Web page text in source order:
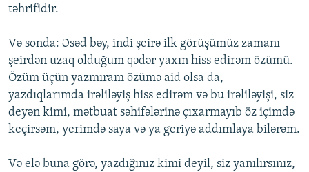
təhrifidir.
Və sonda: Əsəd bəy, indi şeirə ilk görüşümüz zamanı
şeirdən uzaq olduğum qədər yaxın hiss edirəm özümü.
Özüm üçün yazmıram özümə aid olsa da,
yazdıqlarımda irəliləyiş hiss edirəm və bu irəliləyişi, siz
deyən kimi, mətbuat səhifələrinə çıxarmayıb öz içimdə
keçirsəm, yerimdə saya və ya geriyə addımlaya bilərəm.
Və elə buna görə, yazdığınız kimi deyil, siz yanılırsınız,